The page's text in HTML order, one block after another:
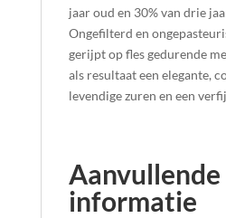
jaar oud en 30% van drie
Ongefilterd en
gerijpt op fles gedurende
als resultaat een elegante,
levendige zuren en een
Aanvullende
informatie